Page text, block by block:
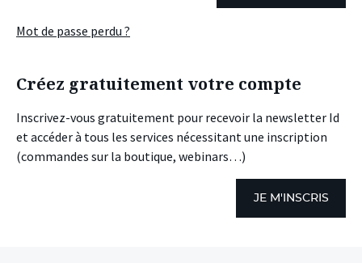
Mot de passe perdu ?
Créez gratuitement votre compte
Inscrivez-vous gratuitement pour recevoir la newsletter Id
et accéder à tous les services nécessitant une inscription
(commandes sur la boutique, webinars…)
JE M'INSCRIS